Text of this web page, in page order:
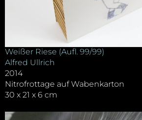
Weißer Riese (Aufl. 99/99)
Alfred Ullrich
2014
Nitrofrottage auf Wabenkarton
30 x 21 x 6 cm